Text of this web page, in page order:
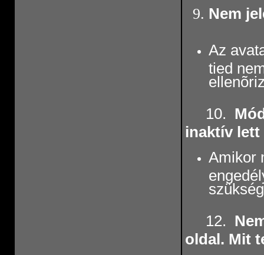
Nem
Az
tied
10.
inaktív lett
Amikor
12.
oldal. Mit